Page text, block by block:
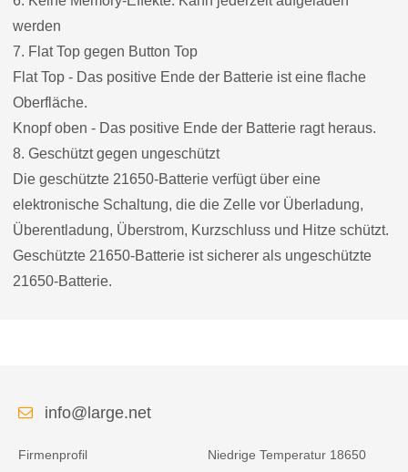
werden
7. Flat Top gegen Button Top
Flat Top - Das positive Ende der Batterie ist eine flache
Oberfläche.
Knopf oben - Das positive Ende der Batterie ragt heraus.
8. Geschützt gegen ungeschützt
Die geschützte 21650-Batterie verfügt über eine
elektronische Schaltung, die die Zelle vor Überladung,
Überentladung, Überstrom, Kurzschluss und Hitze schützt.
Geschützte 21650-Batterie ist sicherer als ungeschützte
21650-Batterie.
info@large.net
Firmenprofil
Niedrige Temperatur 18650